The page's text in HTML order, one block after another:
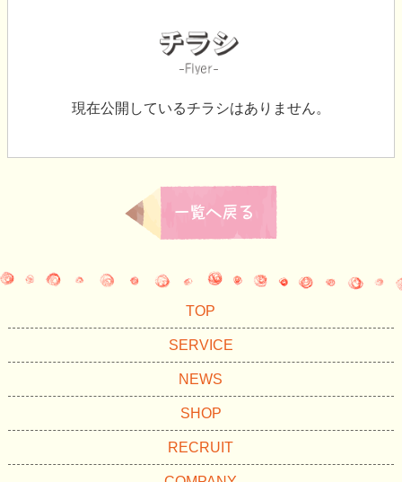
現在公開しているチラシはありません。
TOP
SERVICE
NEWS
SHOP
RECRUIT